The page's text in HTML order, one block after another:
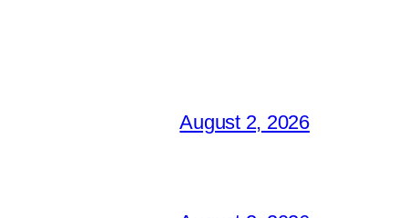
August 2, 2026